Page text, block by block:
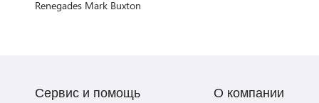
Renegades Mark Buxton
Сервис и помощь О компании